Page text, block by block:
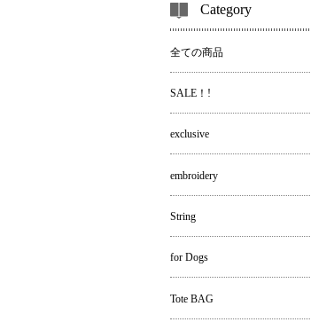
Category
全ての商品
SALE！!
exclusive
embroidery
String
for Dogs
Tote BAG